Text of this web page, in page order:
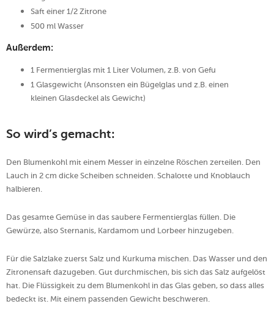
Saft einer 1/2 Zitrone
500 ml Wasser
Außerdem:
1 Fermentierglas mit 1 Liter Volumen, z.B. von Gefu
1 Glasgewicht (Ansonsten ein Bügelglas und z.B. einen
kleinen Glasdeckel als Gewicht)
So wird’s gemacht:
Den Blumenkohl mit einem Messer in einzelne Röschen zerteilen. Den
Lauch in 2 cm dicke Scheiben schneiden. Schalotte und Knoblauch
halbieren.
Das gesamte Gemüse in das saubere Fermentierglas füllen. Die
Gewürze, also Sternanis, Kardamom und Lorbeer hinzugeben.
Für die Salzlake zuerst Salz und Kurkuma mischen. Das Wasser und den
Zitronensaft dazugeben. Gut durchmischen, bis sich das Salz aufgelöst
hat. Die Flüssigkeit zu dem Blumenkohl in das Glas geben, so dass alles
bedeckt ist. Mit einem passenden Gewicht beschweren.